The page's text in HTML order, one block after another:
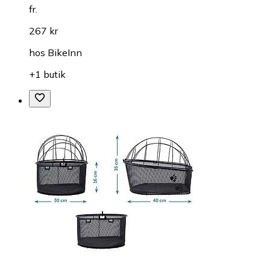
fr.
267 kr
hos BikeInn
+1 butik